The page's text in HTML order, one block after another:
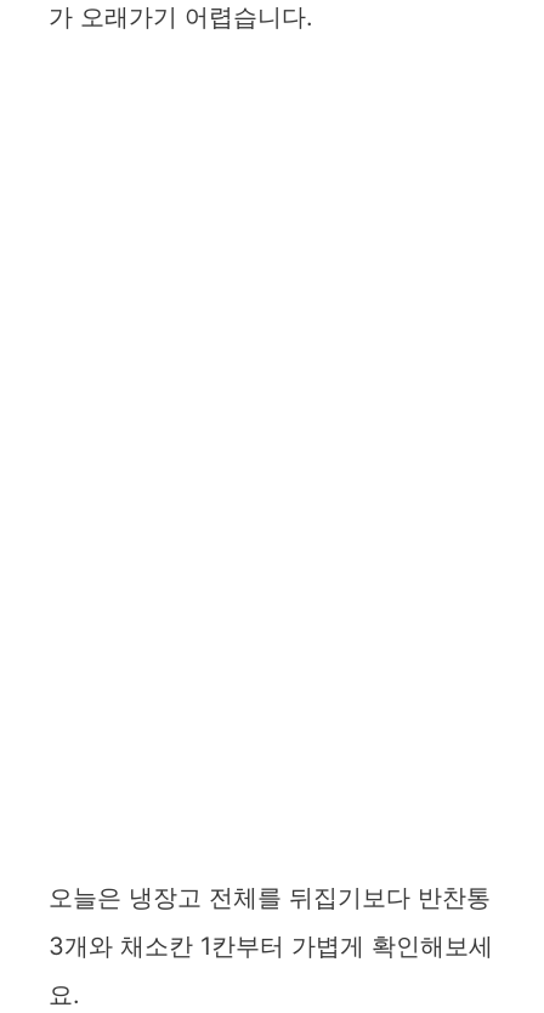
가 오래가기 어렵습니다.
오늘은 냉장고 전체를 뒤집기보다 반찬통
3개와 채소칸 1칸부터 가볍게 확인해보세
요.